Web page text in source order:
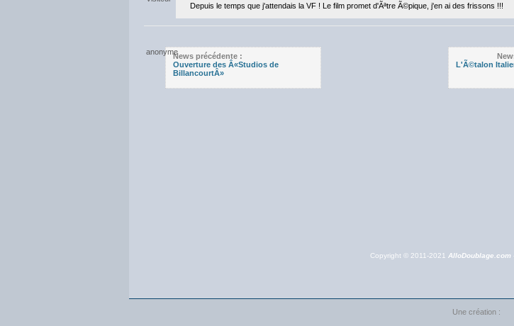
Depuis le temps que j'attendais la VF ! Le film promet d'Ãªtre Ã©pique, j'en ai des frissons !!!
News précédente :
Ouverture des Â«Studios de
BillancourtÂ»
L'Ã©talon
Copyright © 2011-2021 AlloDoublage.com
Une création :